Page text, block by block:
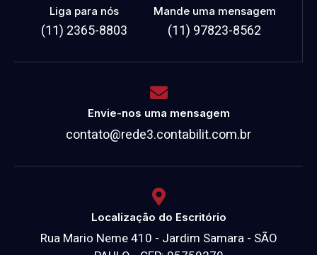
Liga para nós
(11) 2365-8803
Mande uma mensagem
(11) 97823-8562
Envie-nos uma mensagem
contato@rede3.contabilit.com.br
Localização do Escritório
Rua Mario Neme 410 - Jardim Samara - SÃO